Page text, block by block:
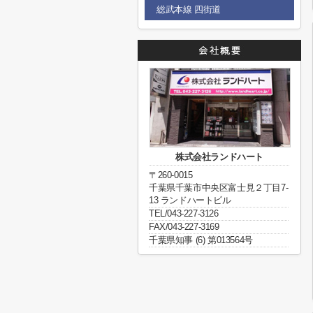
総武本線 四街道
株式会社ランドハート
〒260-0015
千葉県千葉市中央区富士見２丁目7-
13 ランドハートビル
TEL/043-227-3126
FAX/043-227-3169
千葉県知事 (6) 第013564号